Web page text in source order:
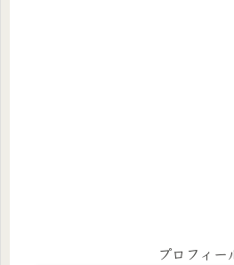
プロフィー